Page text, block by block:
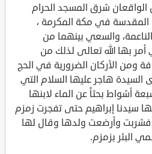
الواقعان شرق المسجد الحرام
في مكة المكرمة ،
والسعي بينهما من
أمر بها الله تعالى لذلك من
ومن الأركان الضرورية في الحج
السيدة هاجر عليها السلام التي
أشواط بحثاً عن الماء لابنها
سيدنا إبراهيم حتى تفجرت زمزم
وأرضعت ولدها وقال لها
البئر بزمزم.